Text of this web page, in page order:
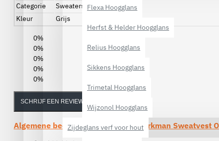
Flexa Hoogglans
Herfst & Helder Hoogglans
Relius Hoogglans
Sikkens Hoogglans
Trimetal Hoogglans
Wijzonol Hoogglans
Zijdeglans verf voor hout
Categorie
Sweaters
Kleur
Grijs
0%
0%
0%
0%
0%
SCHRIJF EEN REVIEW
Algemene beoordelingen van deWorkman Sweatvest